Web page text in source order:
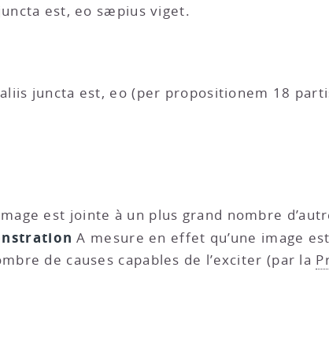
est, eo sæpius viget.
juncta est, eo (per propositionem 18
est jointe à un plus grand nombre
A mesure en effet qu’une image
de causes capables de l’exciter (par la